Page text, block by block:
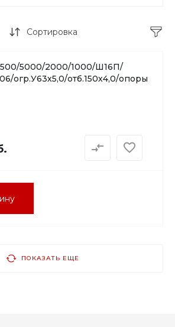
Сортировка
5000/2000/1000/Ш16П/
огр.У63х5,0/отб.150х4,0/опоры
ПОКАЗАТЬ ЕЩЕ